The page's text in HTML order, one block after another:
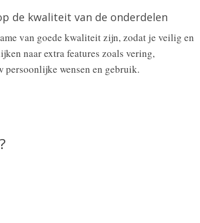
de kwaliteit van de onderdelen
van goede kwaliteit zijn, zodat je veilig en
naar extra features zoals vering,
persoonlijke wensen en gebruik.